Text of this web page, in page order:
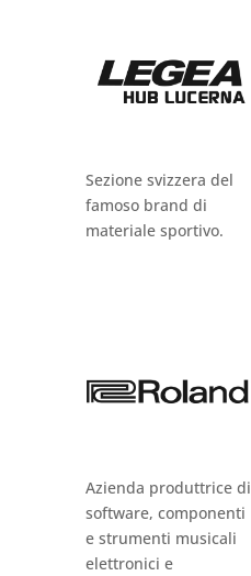
Sezione svizzera del
famoso brand di
materiale sportivo.
Azienda produttrice di
software, componenti
e strumenti musicali
elettronici e